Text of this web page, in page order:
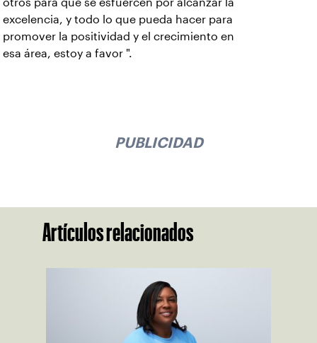
otros para que se esfuercen por alcanzar la
excelencia, y todo lo que pueda hacer para
promover la positividad y el crecimiento en
esa área, estoy a favor ".
PUBLICIDAD
Artículos relacionados